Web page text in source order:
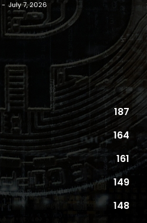
- July 7, 2026
187
164
161
149
148